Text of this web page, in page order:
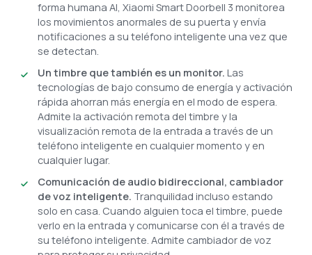
forma humana AI, Xiaomi Smart Doorbell 3 monitorea
los movimientos anormales de su puerta y envía
notificaciones a su teléfono inteligente una vez que
se detectan.
Un timbre que también es un monitor. Las
tecnologías de bajo consumo de energía y activación
rápida ahorran más energía en el modo de espera.
Admite la activación remota del timbre y la
visualización remota de la entrada a través de un
teléfono inteligente en cualquier momento y en
cualquier lugar.
Comunicación de audio bidireccional, cambiador
de voz inteligente. Tranquilidad incluso estando
solo en casa. Cuando alguien toca el timbre, puede
verlo en la entrada y comunicarse con él a través de
su teléfono inteligente. Admite cambiador de voz